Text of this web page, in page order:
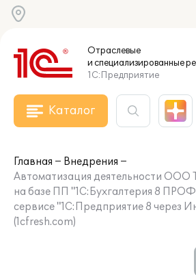
Отраслевые
и специализированные
1С:Предприятие
Каталог
Главная
Внедрения
Автоматизация деятельности
на базе ПП "1С:Бухгалтерия 8
сервисе "1С:Предприятие 8 через
(1cfresh.com)